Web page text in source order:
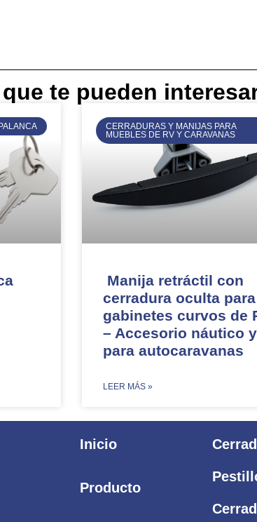
te pueden
CERRADURAS Y MANIJAS PARA
MUEBLES DE RV Y CARAVANAS
Manija retráctil con
cerradura oculta para
gabinetes curvos de
– Accesorio náutico y
para autocaravanas
​LEER MÁS »
Inicio
Producto